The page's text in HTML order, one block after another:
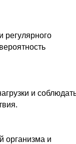
регулярного
и
организма и